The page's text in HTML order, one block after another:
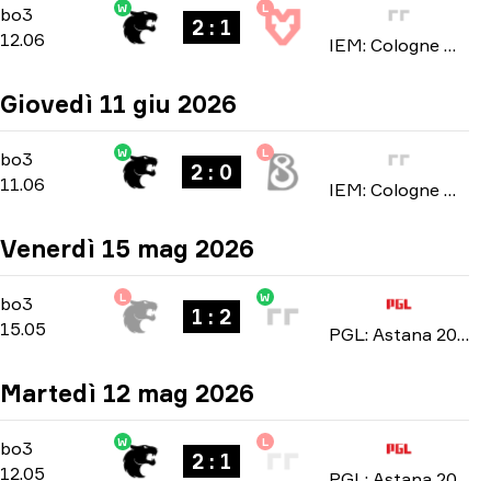
bo3
bo3
12.06
W
2 : 1
L
IEM: Cologne Major 2026
Giovedì 11 giu 2026
bo3
bo3
11.06
W
2 : 0
L
IEM: Cologne Major 2026
Venerdì 15 mag 2026
bo3 -bo3
15.05
L
1 : 2
W
PGL: Astana 2026
Martedì 12 mag 2026
bo3 Group Stage-bo3
12.05
W
2 : 1
L